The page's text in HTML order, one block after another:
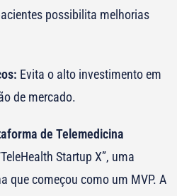
possibilita melhorias
Evita o alto investimento em
de mercado.
de Telemedicina
Startup X”, uma
que começou como um MVP. A